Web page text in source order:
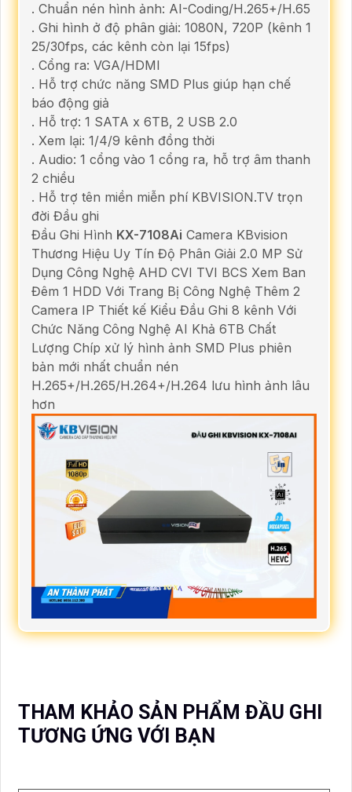
. Chuẩn nén hình ảnh: AI-Coding/H.265+/H.65
. Ghi hình ở độ phân giải: 1080N, 720P (kênh 1
25/30fps, các kênh còn lại 15fps)
. Cổng ra: VGA/HDMI
. Hỗ trợ chức năng SMD Plus giúp hạn chế
báo động giả
. Hỗ trợ: 1 SATA x 6TB, 2 USB 2.0
. Xem lại: 1/4/9 kênh đồng thời
. Audio: 1 cổng vào 1 cổng ra, hỗ trợ âm thanh
2 chiều
. Hỗ trợ tên miền miễn phí KBVISION.TV trọn
đời Đầu ghi
Đầu Ghi Hình KX-7108Ai Camera KBvision
Thương Hiệu Uy Tín Độ Phân Giải 2.0 MP Sử
Dụng Công Nghệ AHD CVI TVI BCS Xem Ban
Đêm 1 HDD Với Trang Bị Công Nghệ Thêm 2
Camera IP Thiết kế Kiểu Đầu Ghi 8 kênh Với
Chức Năng Công Nghệ AI Khả 6TB Chất
Lượng Chíp xử lý hình ảnh SMD Plus phiên
bản mới nhất chuẩn nén
H.265+/H.265/H.264+/H.264 lưu hình ảnh lâu
hơn
THAM KHẢO SẢN PHẨM ĐẦU GHI
TƯƠNG ỨNG VỚI BẠN